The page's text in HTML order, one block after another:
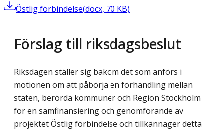
Östlig förbindelse(docx, 70 KB)
Förslag till riksdagsbeslut
Riksdagen ställer sig bakom det som anförs i
motionen om att påbörja en förhandling mellan
staten, berörda kommuner och Region Stockholm
för en samfinansiering och genomförande av
projektet Östlig förbindelse och tillkännager detta